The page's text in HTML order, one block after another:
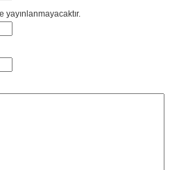
yayınlanmayacaktır.